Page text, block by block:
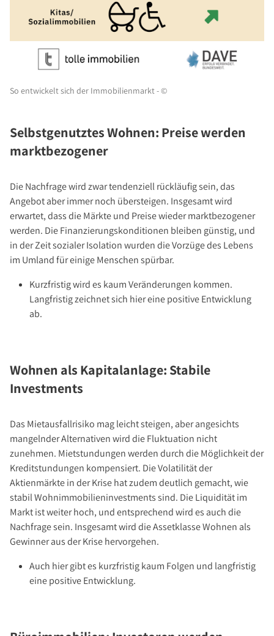
So entwickelt sich der Immobilienmarkt - ©
Selbstgenutztes Wohnen: Preise werden
marktbezogener
Die Nachfrage wird zwar tendenziell rückläufig sein, das
Angebot aber immer noch übersteigen. Insgesamt wird
erwartet, dass die Märkte und Preise wieder marktbezogener
werden. Die Finanzierungskonditionen bleiben günstig, und
in der Zeit sozialer Isolation wurden die Vorzüge des Lebens
im Umland für einige Menschen spürbar.
Kurzfristig wird es kaum Veränderungen kommen.
Langfristig zeichnet sich hier eine positive Entwicklung
ab.
Wohnen als Kapitalanlage: Stabile
Investments
Das Mietausfallrisiko mag leicht steigen, aber angesichts
mangelnder Alternativen wird die Fluktuation nicht
zunehmen. Mietstundungen werden durch die Möglichkeit der
Kreditstundungen kompensiert. Die Volatilität der
Aktienmärkte in der Krise hat zudem deutlich gemacht, wie
stabil Wohnimmobilieninvestments sind. Die Liquidität im
Markt ist weiter hoch, und entsprechend wird es auch die
Nachfrage sein. Insgesamt wird die Assetklasse Wohnen als
Gewinner aus der Krise hervorgehen.
Auch hier gibt es kurzfristig kaum Folgen und langfristig
eine positive Entwicklung.